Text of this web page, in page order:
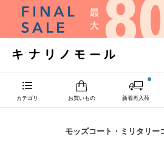
カテゴリ お買いもの 新着再入荷
モッズコート・ミリタリー